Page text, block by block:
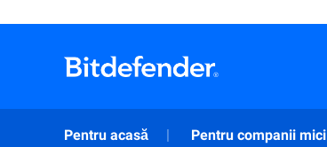
Pentru acasă Pentru companii mici